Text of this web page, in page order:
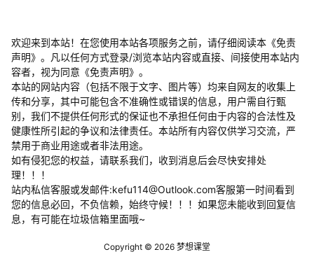
欢迎来到本站！在您使用本站各项服务之前，请仔细阅读本《免责
声明》。凡以任何方式登录/浏览本站内容或直接、间接使用本站内
容者，视为同意《免责声明》。
本站的网站内容（包括不限于文字、图片等）均来自网友的收集上
传和分享，其中可能包含不准确性或错误的信息，用户需自行甄
别，我们不提供任何形式的保证也不承担任何由于内容的合法性及
健康性所引起的争议和法律责任。本站所有内容仅供学习交流，严
禁用于商业用途或者非法用途。
​如有侵犯您的权益，请联系我们，收到消息后会尽快安排处
理！！！
站内私信客服或发邮件:kefu114@Outlook.com客服第一时间看到
您的信息必回，不负信赖，始终守候！！！如果您未能收到回复信
息，有可能在垃圾信箱里面哦~
Copyright © 2026 梦想课堂